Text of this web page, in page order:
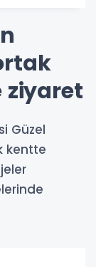
ziyaret
Güzel
kentte